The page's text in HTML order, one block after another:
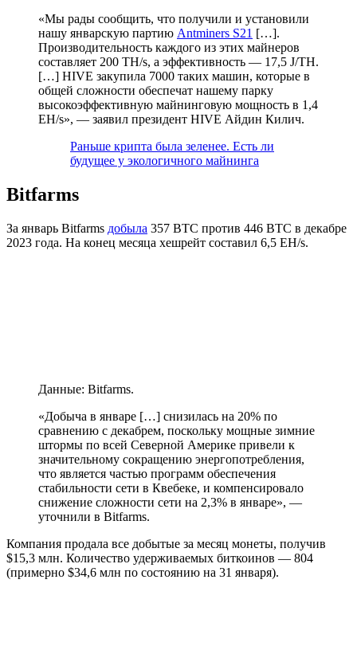
«Мы рады сообщить, что получили и установили
нашу январскую партию Antminers S21 […].
Производительность каждого из этих майнеров
составляет 200 TH/s, а эффективность — 17,5 J/TH.
[…] HIVE закупила 7000 таких машин, которые в
общей сложности обеспечат нашему парку
высокоэффективную майнинговую мощность в 1,4
EH/s», — заявил президент HIVE Айдин Килич.
Раньше крипта была зеленее. Есть ли
будущее у экологичного майнинга
Bitfarms
За январь Bitfarms добыла 357 BTC против 446 BTC в декабре
2023 года. На конец месяца хешрейт составил 6,5 EH/s.
Данные: Bitfarms.
«Добыча в январе […] снизилась на 20% по
сравнению с декабрем, поскольку мощные зимние
штормы по всей Северной Америке привели к
значительному сокращению энергопотребления,
что является частью программ обеспечения
стабильности сети в Квебеке, и компенсировало
снижение сложности сети на 2,3% в январе», —
уточнили в Bitfarms.
Компания продала все добытые за месяц монеты, получив
$15,3 млн. Количество удерживаемых биткоинов — 804
(примерно $34,6 млн по состоянию на 31 января).